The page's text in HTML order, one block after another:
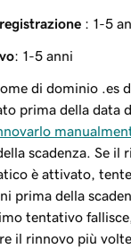
: 1-5
: 1-5 anni
di dominio .es
prima della data
scadenza. Se il
è attivato,
prima della
tentativo
il rinnovo più